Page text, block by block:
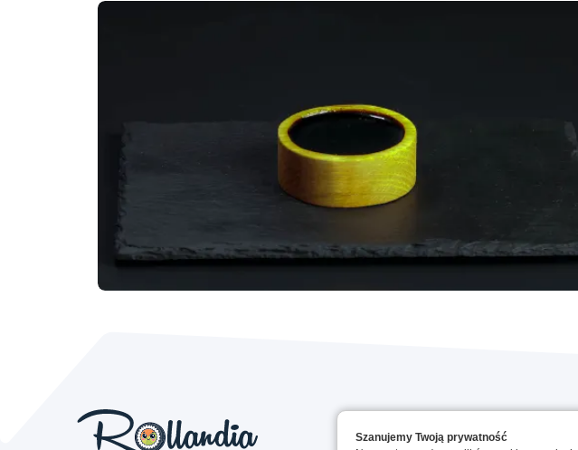
Szanujemy Twoją prywatność